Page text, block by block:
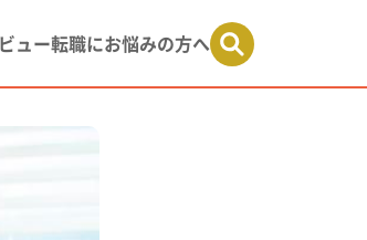
ュー転職にお悩みの方へ